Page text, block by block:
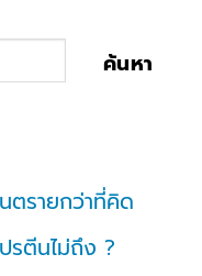
ค้นหา
ตรายกว่าที่คิด
รตีนไม่ถึง ?